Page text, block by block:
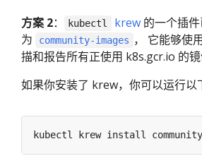
方案 2： kubectl krew的一个插件
为
community-images ， 它能够使
描和报告所有正使用 k8s.gcr.io 的镜
如果你安装了 krew，你可以运行以